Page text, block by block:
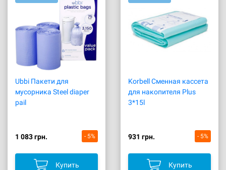
Ubbi Пакети для
мусорника Steel diaper
pail
1 083 грн. - 5%
Купить
Korbell Сменная кассета
для накопителя Plus
3*15l
931 грн. - 5%
Купить